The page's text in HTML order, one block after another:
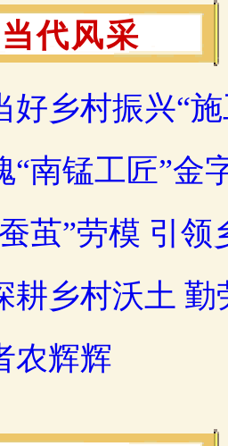
当代风采
好乡村振兴“
“南锰工匠”金
茧”劳模 引
耕乡村沃土
农辉辉